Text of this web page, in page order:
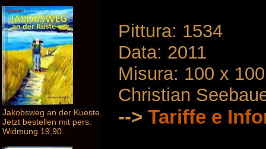
Jakobsweg an der Kueste.
Jetzt bestellen mit pers.
Widmung 19,90.
Pittura: 1534
Data: 2011
Misura: 100 x
Christian
--> Tariffe e